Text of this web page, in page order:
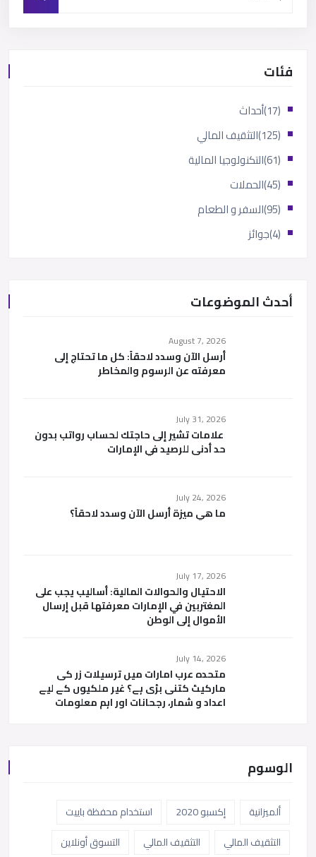
فئات
أحداث
(17)
التثقيف المالي
(125)
التكنولوجيا المالية
(61)
الحملات
(45)
السفر و الطعام
(95)
جوائز (4)
أحدث الموضوعات
August 7, 2026
أرسل الآن وسدد لاحقاً: كل ما تحتاج إلى
معرفته عن الرسوم والمخاطر
July 31, 2026
علامات تشير إلى حاجتك لحساب رواتب بدون
حد أدنى للرصيد في الإمارات
July 24, 2026
ما هي ميزة أرسل الآن وسدد لاحقاً؟
July 17, 2026
الاحتيال والحوالات المالية: أساليب يجب على
المغتربين في الإمارات معرفتها قبل إرسال
الأموال إلى الوطن
July 14, 2026
متحدہ عرب امارات میں ترسیلات زر کی
مارکیٹ کتنی بڑی ہے؟ غیر ملکیوں کے لیے
اعداد و شمار، رجحانات اور اہم معلومات
الوسوم
ألميزانية إكسبو 2020
استخدام محفظة باييت
التثقيف المالي
التثقيف المالي
التسوق أونلاين